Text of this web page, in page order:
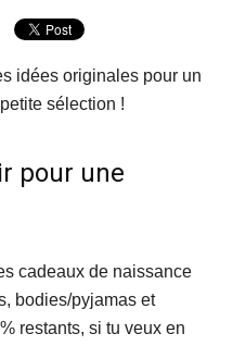
idées originales pour un
sélection !
pour une
cadeaux de naissance
bodies/pyjamas et
restants, si tu veux en